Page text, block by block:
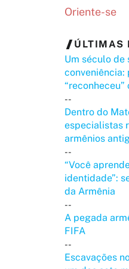
Oriente-se
ÚLTIMAS
Um século de
conveniência:
--
Dentro do
especialistas
armênios
--
“Você
identidade”:
da Armênia
--
A pegada
FIFA
--
Escavações